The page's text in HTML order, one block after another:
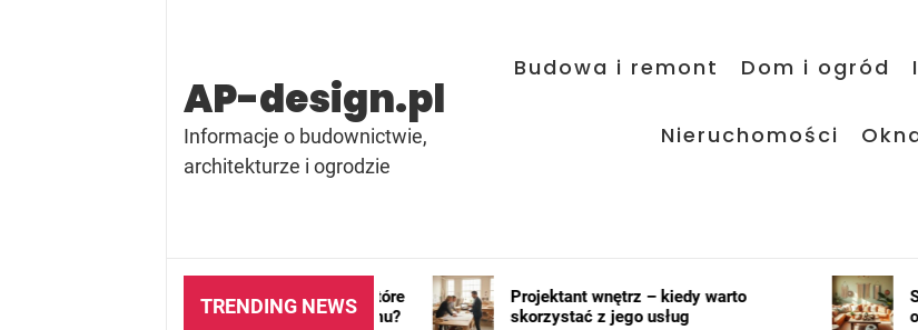
AP-design.pl
Informacje o budownictwie,
architekturze i ogrodzie
Budowa i remont Dom i ogród
Nieruchomości
TRENDING NEWS
ręczna czy elektryczna – które
wybrać do swojego domu?
Projektant wnętrz – kiedy warto
skorzystać z jego usług
Styl boho we